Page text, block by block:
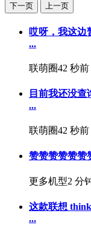
下一页 上一页
哎呀，我这边
...
联萌圈42 秒前
目前我还没查
...
联萌圈42 秒前
赞赞赞赞赞赞
更多机型2 分
这款联想
...